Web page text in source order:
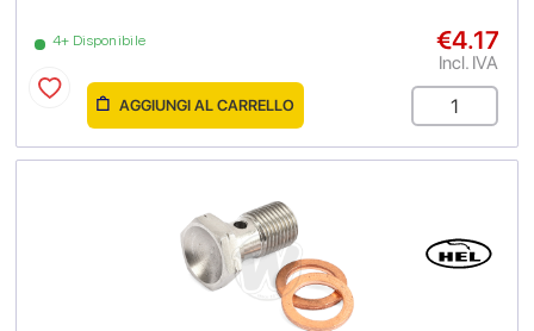
4+ Disponibile €4.17
Incl. IVA
AGGIUNGI AL CARRELLO